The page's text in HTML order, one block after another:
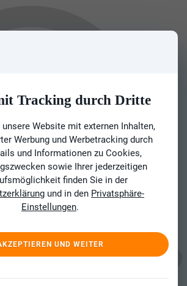
Tracking durch Dritte
unsere Website mit externen Inhalten,
Werbung und Werbetracking durch
und Informationen zu Cookies,
sowie Ihrer jederzeitigen
finden Sie in der
und in den Privatsphäre-
Einstellungen.
UND WEITER